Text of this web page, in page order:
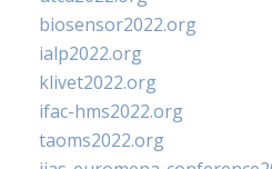
biosensor2022.org
ialp2022.org
klivet2022.org
ifac-hms2022.org
taoms2022.org